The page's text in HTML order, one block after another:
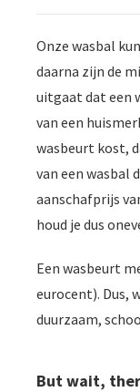
Onze wasbal
daarna zijn de
uitgaat dat een
van een
wasbeurt kost,
van een wasbal
aanschafprijs
houd je dus
Een wasbeurt
eurocent). Dus,
duurzaam,
But wait,